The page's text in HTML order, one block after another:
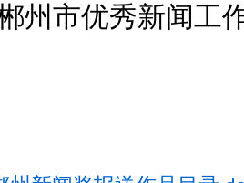
州市优秀新闻工